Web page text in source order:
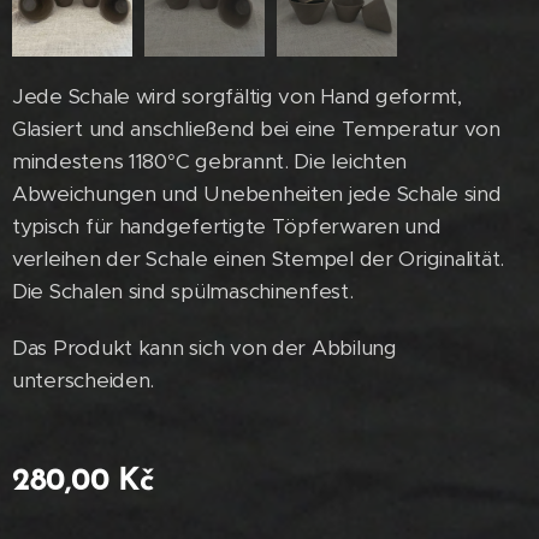
Jede Schale wird sorgfältig von Hand geformt,
Glasiert und anschließend bei eine Temperatur von
mindestens 1180°C gebrannt. Die leichten
Abweichungen und Unebenheiten jede Schale sind
typisch für handgefertigte Töpferwaren und
verleihen der Schale einen Stempel der Originalität.
Die Schalen sind spülmaschinenfest.
Das Produkt kann sich von der Abbilung
unterscheiden.
280,00Kč